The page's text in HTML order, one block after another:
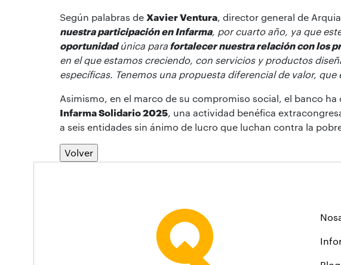
Según palabras de Xavier Ventura, director general de
nuestra participación en Infarma, por cuarto año, ya que
oportunidadúnica para fortalecer nuestra relación con los
en el que estamos creciendo, con servicios y productos
específicas. Tenemos una propuesta diferencial de valor,
Asimismo, en el marco de su compromiso social, el banco ha
Infarma Solidario 2025, una actividad benéfica
a seis entidades sin ánimo de lucro que luchan contra la
Volver